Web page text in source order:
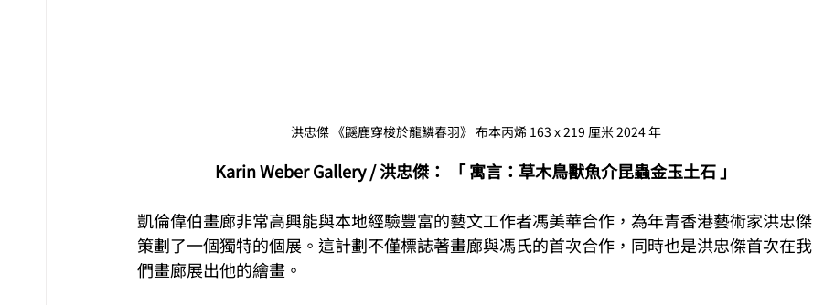
洪忠傑 《鼷鹿穿梭於龍鱗春羽》 布本丙烯 163 x 219 厘米 2024 年
Karin Weber Gallery / 洪忠傑： 「 寓言：草木鳥獸魚介昆蟲金玉土石 」
凱倫偉伯畫廊非常高興能與本地經驗豐富的藝文工作者馮美華合作，為年青香港藝術家洪忠傑
策劃了一個獨特的個展。這計劃不僅標誌著畫廊與馮氏的首次合作，同時也是洪忠傑首次在我
們畫廊展出他的繪畫。